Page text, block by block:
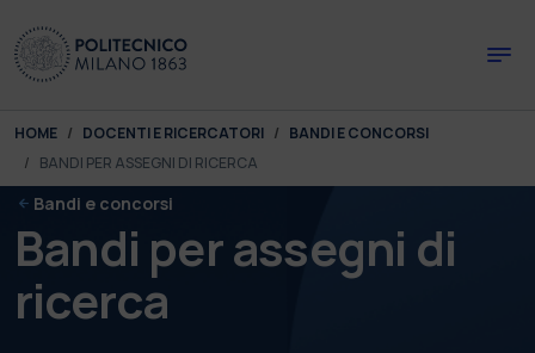
You are here:
HOME DOCENTI E RICERCATORI
BANDI E CONCORSI
BANDI PER ASSEGNI DI RICERCA
Bandi e concorsi
Bandi per assegni di
ricerca